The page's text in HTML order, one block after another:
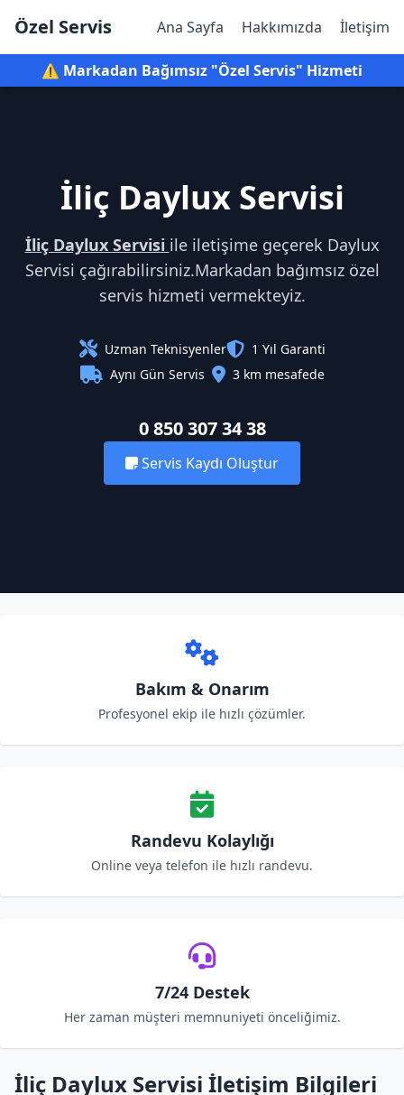
Özel Servis Ana Sayfa Hakkımızda İletişim
⚠️ Markadan Bağımsız "Özel Servis" Hizmeti
İliç Daylux Servisi
İliç Daylux Servisi ile iletişime geçerek Daylux
Servisi çağırabilirsiniz.Markadan bağımsız özel
servis hizmeti vermekteyiz.
Uzman Teknisyenler
1 Yıl Garanti
Aynı Gün Servis
3 km mesafede
0 850 307 34 38
Servis Kaydı Oluştur
Bakım & Onarım
Profesyonel ekip ile hızlı çözümler.
Randevu Kolaylığı
Online veya telefon ile hızlı randevu.
7/24 Destek
Her zaman müşteri memnuniyeti önceliğimiz.
İliç Daylux Servisi İletişim Bilgileri